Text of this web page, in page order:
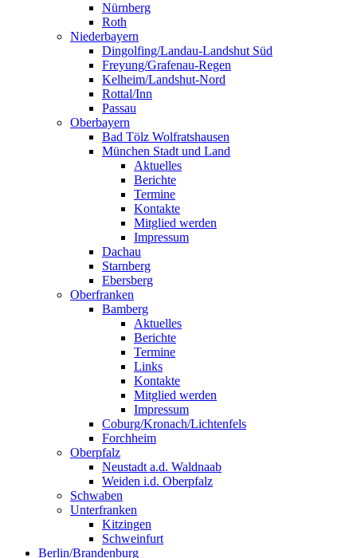
Nürnberg
Roth
Niederbayern
Dingolfing/Landau-Landshut Süd
Freyung/Grafenau-Regen
Kelheim/Landshut-Nord
Rottal/Inn
Passau
Oberbayern
Bad Tölz Wolfratshausen
München Stadt und Land
Aktuelles
Berichte
Termine
Kontakte
Mitglied werden
Impressum
Dachau
Starnberg
Ebersberg
Oberfranken
Bamberg
Aktuelles
Berichte
Termine
Links
Kontakte
Mitglied werden
Impressum
Coburg/Kronach/Lichtenfels
Forchheim
Oberpfalz
Neustadt a.d. Waldnaab
Weiden i.d. Oberpfalz
Schwaben
Unterfranken
Kitzingen
Schweinfurt
Berlin/Brandenburg